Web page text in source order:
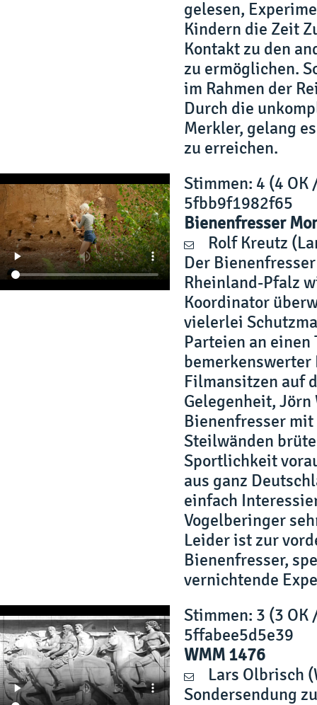
gelesen,
Kindern die Zeit
Kontakt zu den
zu ermöglichen.
im Rahmen der
Durch die
Merkler, gelang
zu erreichen.
Stimmen: 4 (4 OK
5fbb9f1982f65
Bienenfresser
Rolf Kreutz
Der
Rheinland-Pfalz
Koordinator
vielerlei
Parteien an
bemerkenswerter
Filmansitzen auf
Gelegenheit,
Bienenfresser
Steilwänden
Sportlichkeit
aus ganz
einfach
Vogelberinger
Leider ist zur
Bienenfresser,
vernichtende
Stimmen: 3 (3 OK
5ffabee5d5e39
WMM 1476
Lars Olbrisch
Sondersendung